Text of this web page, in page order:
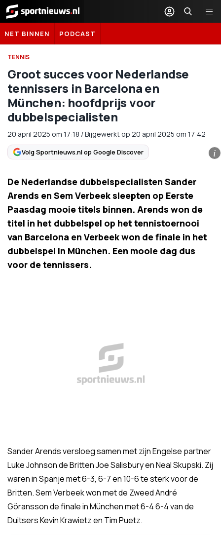
Sportnieuws.nl
NET BINNEN PODCAST
TENNIS
Groot succes voor Nederlandse
tennissers in Barcelona en
München: hoofdprijs voor
dubbelspecialisten
20 april 2025 om 17:18 /Bijgewerkt op 20 april 2025 om 17:42
Volg Sportnieuws.nl op Google Discover i
De Nederlandse dubbelspecialisten Sander
Arends en Sem Verbeek sleepten op Eerste
Paasdag mooie titels binnen. Arends won de
titel in het dubbelspel op het tennistoernooi
van Barcelona en Verbeek won de finale in het
dubbelspel in München. Een mooie dag dus
voor de tennissers.
Sander Arends versloeg samen met zijn Engelse partner
Luke Johnson de Britten Joe Salisbury en Neal Skupski. Zij
waren in Spanje met 6-3, 6-7 en 10-6 te sterk voor de
Britten. Sem Verbeek won met de Zweed André
Göransson de finale in München met 6-4 6-4 van de
Duitsers Kevin Krawietz en Tim Puetz.